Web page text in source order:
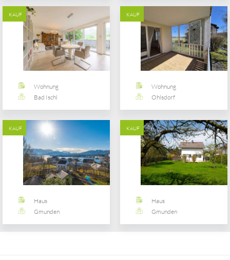
KAUF
Wohnung
Bad Ischl
KAUF
Wohnung
Ohlsdorf
KAUF
Haus
Gmunden
KAUF
Haus
Gmunden